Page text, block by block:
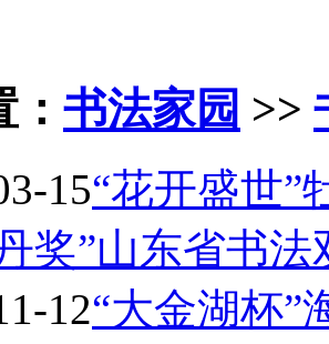
书法家园 >>
15“花开盛世”
奖”山东省书
12“大金湖杯”